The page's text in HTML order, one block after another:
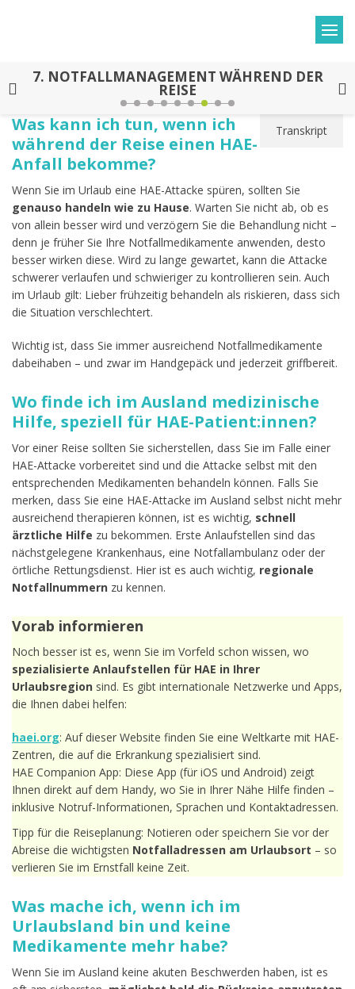
7. NOTFALLMANAGEMENT WÄHREND DER
REISE
Transkript
Was kann ich tun, wenn ich
während der Reise einen HAE-
Anfall bekomme?
Wenn Sie im Urlaub eine HAE-Attacke spüren, sollten Sie
genauso handeln wie zu Hause. Warten Sie nicht ab, ob es
von allein besser wird und verzögern Sie die Behandlung nicht –
denn je früher Sie Ihre Notfallmedikamente anwenden, desto
besser wirken diese. Wird zu lange gewartet, kann die Attacke
schwerer verlaufen und schwieriger zu kontrollieren sein. Auch
im Urlaub gilt: Lieber frühzeitig behandeln als riskieren, dass sich
die Situation verschlechtert.
Wichtig ist, dass Sie immer ausreichend Notfallmedikamente
dabeihaben – und zwar im Handgepäck und jederzeit griffbereit.
Wo finde ich im Ausland medizinische
Hilfe, speziell für HAE-Patient:innen?
Vor einer Reise sollten Sie sicherstellen, dass Sie im Falle einer
HAE-Attacke vorbereitet sind und die Attacke selbst mit den
entsprechenden Medikamenten behandeln können. Falls Sie
merken, dass Sie eine HAE-Attacke im Ausland selbst nicht mehr
ausreichend therapieren können, ist es wichtig, schnell
ärztliche Hilfe zu bekommen. Erste Anlaufstellen sind das
nächstgelegene Krankenhaus, eine Notfallambulanz oder der
örtliche Rettungsdienst. Hier ist es auch wichtig, regionale
Notfallnummern zu kennen.
Vorab informieren
Noch besser ist es, wenn Sie im Vorfeld schon wissen, wo
spezialisierte Anlaufstellen für HAE in Ihrer
Urlaubsregion sind. Es gibt internationale Netzwerke und Apps,
die Ihnen dabei helfen:
haei.org: Auf dieser Website finden Sie eine Weltkarte mit HAE-
Zentren, die auf die Erkrankung spezialisiert sind.
HAE Companion App: Diese App (für iOS und Android) zeigt
Ihnen direkt auf dem Handy, wo Sie in Ihrer Nähe Hilfe finden –
inklusive Notruf-Informationen, Sprachen und Kontaktadressen.
Tipp für die Reiseplanung: Notieren oder speichern Sie vor der
Abreise die wichtigsten Notfalladressen am Urlaubsort – so
verlieren Sie im Ernstfall keine Zeit.
Was mache ich, wenn ich im
Urlaubsland bin und keine
Medikamente mehr habe?
Wenn Sie im Ausland keine akuten Beschwerden haben, ist es